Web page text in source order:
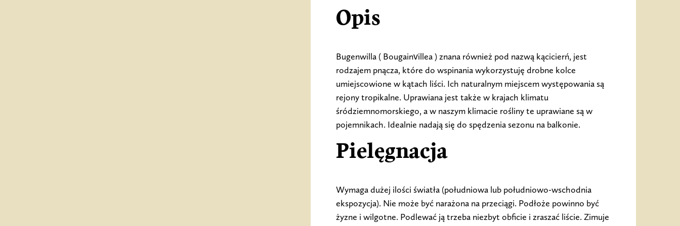
Opis
Bugenwilla ( Bougainvillea ) znana również pod nazwą kącicierń, jest
rodzajem pnącza, które do wspinania wykorzystuję drobne kolce
umiejscowione w kątach liści. Ich naturalnym miejscem występowania są
rejony tropikalne. Uprawiana jest także w krajach klimatu
śródziemnomorskiego, a w naszym klimacie rośliny te uprawiane są w
pojemnikach. Idealnie nadają się do spędzenia sezonu na balkonie.
Pielęgnacja
Wymaga dużej ilości światła (południowa lub południowo-wschodnia
ekspozycja). Nie może być narażona na przeciągi. Podłoże powinno być
żyzne i wilgotne. Podlewać ją trzeba niezbyt obficie i zraszać liście. Zimuje